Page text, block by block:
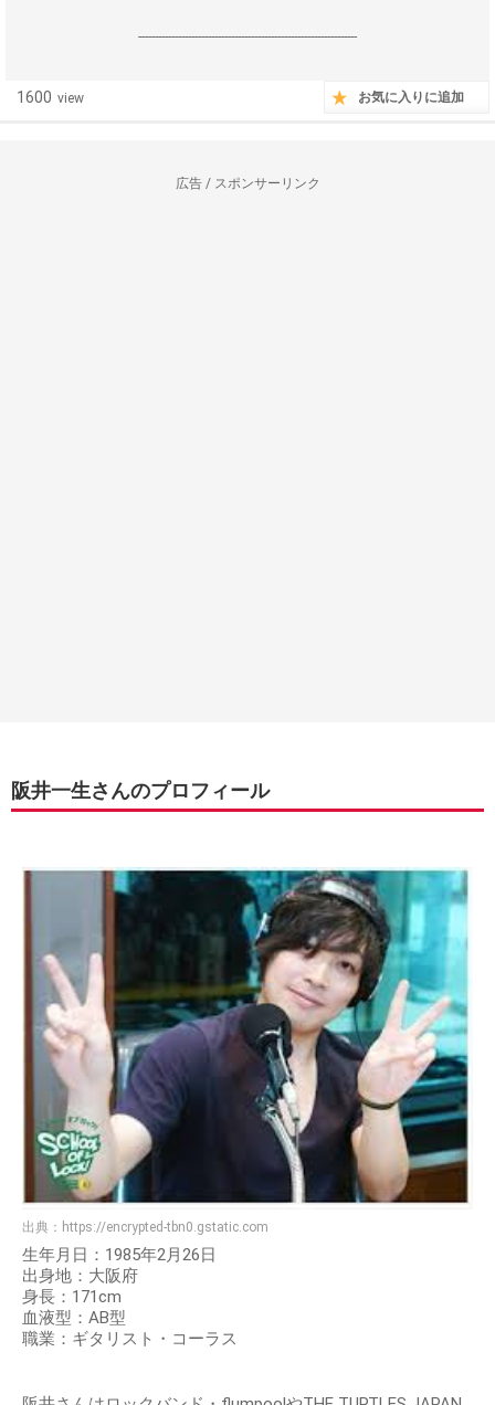
------------------------------------------------------------------
1600 view お気に入りに追加
広告 / スポンサーリンク
阪井一生さんのプロフィール
出典： https://encrypted-tbn0.gstatic.com
生年月日：1985年2月26日
出身地：大阪府
身長：171cm
血液型：AB型
職業：ギタリスト・コーラス